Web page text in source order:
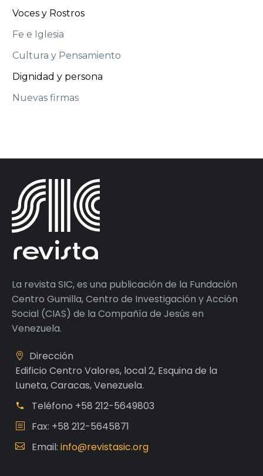
Voces y Rostros
Fe e Iglesia
Cultura y Pensamiento
Dignidad y persona
Nuevas firmas
La revista SIC, es una publicación de la Fundación
Centro Gumilla, Centro de Investigación y Acción
Social (CIAS) de la Compañía de Jesús en
Venezuela.
Dirección
Edificio Centro Valores, local 2, Esquina de la
Luneta, Caracas, Venezuela.
Teléfono +58 212-5649803
Fax: +58 212-5645871
Email: info@revistasic.org